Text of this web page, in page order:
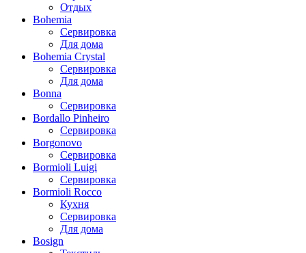
Отдых
Bohemia
Сервировка
Для дома
Bohemia Crystal
Сервировка
Для дома
Bonna
Сервировка
Bordallo Pinheiro
Сервировка
Borgonovo
Сервировка
Bormioli Luigi
Сервировка
Bormioli Rocco
Кухня
Сервировка
Для дома
Bosign